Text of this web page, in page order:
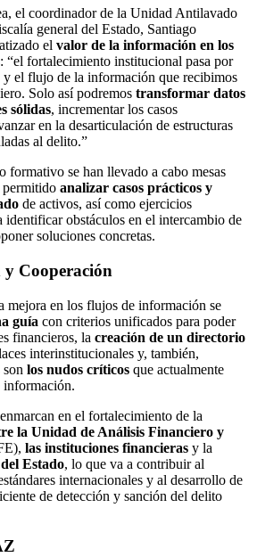
el coordinador de la Unidad Antilavado
general del Estado, Santiago
el valor de la información en los
: “el fortalecimiento institucional pasa por
y el flujo de la información que recibimos
Solo así podremos transformar datos
sólidas, incrementar los casos
en la desarticulación de estructuras
al delito.”
formativo se han llevado a cabo mesas
permitido analizar casos prácticos y
de activos, así como ejercicios
identificar obstáculos en el intercambio de
soluciones concretas.
Cooperación
mejora en los flujos de información se
guía con criterios unificados para poder
financieros, la creación de un directorio
interinstitucionales y, también,
son los nudos críticos que actualmente
información.
en el fortalecimiento de la
la Unidad de Análisis Financiero y
las instituciones financieras y la
Estado, lo que va a contribuir al
internacionales y al desarrollo de
de detección y sanción del delito